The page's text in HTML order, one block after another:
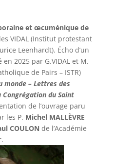
et œcuménique de
VIDAL (Institut protestant
Leenhardt). Écho d’un
en 2025 par G.VIDAL et M.
de Pairs – ISTR)
monde – Lettres des
du Saint
de l’ouvrage paru
les P. Michel MALLÈVRE
COULON de l’Académie